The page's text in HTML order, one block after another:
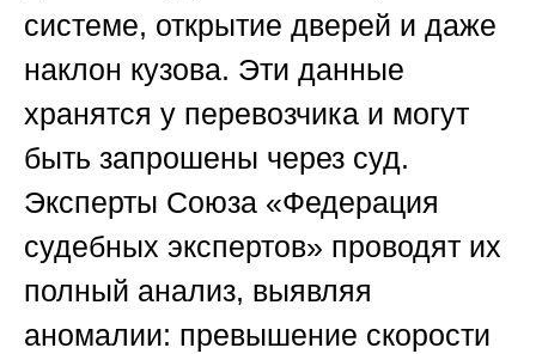
системе, открытие дверей и даже
наклон кузова. Эти данные
хранятся у перевозчика и могут
быть запрошены через суд.
Эксперты Союза «Федерация
судебных экспертов» проводят их
полный анализ, выявляя
аномалии: превышение скорости